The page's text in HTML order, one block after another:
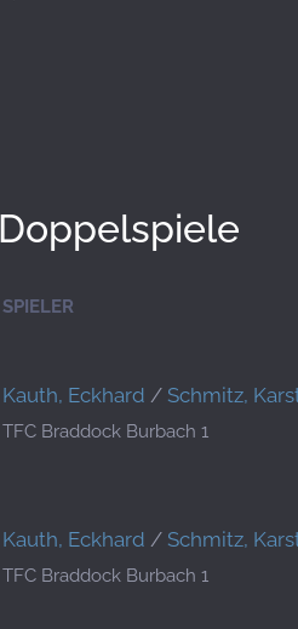
SPIELER
Kauth, Eckhard / Schmitz,
TFC Braddock Burbach 1
Kauth, Eckhard / Schmitz,
TFC Braddock Burbach 1